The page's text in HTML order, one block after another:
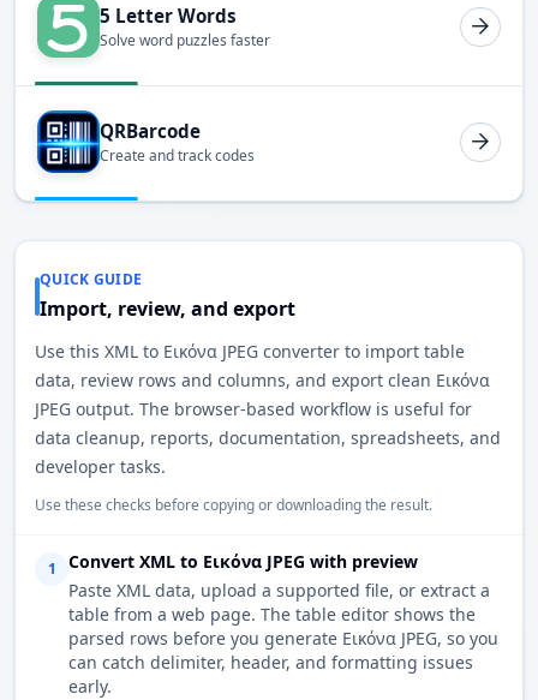
5 Letter Words
Solve word puzzles faster
QRBarcode
Create and track codes
QUICK GUIDE
Import, review, and export
Use this XML to Εικόνα JPEG converter to import table
data, review rows and columns, and export clean Εικόνα
JPEG output. The browser-based workflow is useful for
data cleanup, reports, documentation, spreadsheets, and
developer tasks.
Use these checks before copying or downloading the result.
1
Convert XML to Εικόνα JPEG with preview
Paste XML data, upload a supported file, or extract a
table from a web page. The table editor shows the
parsed rows before you generate Εικόνα JPEG, so you
can catch delimiter, header, and formatting issues
early.